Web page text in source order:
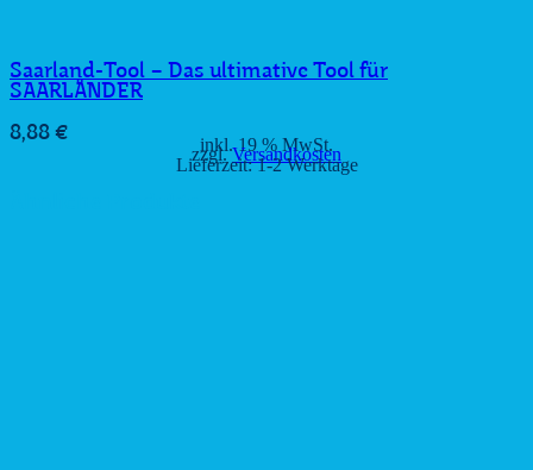
Saarland-Tool – Das ultimative Tool für
SAARLÄNDER
8,88 € inkl. 19 % MwSt.
zzgl.Versandkosten
Lieferzeit:1-2 Werktage